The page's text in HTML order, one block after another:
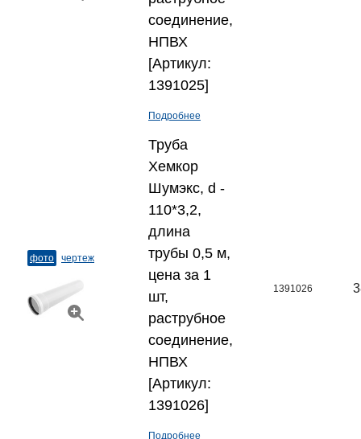
соединение,
НПВХ
[Артикул:
1391025]
Подробнее
фото чертеж
Труба
Хемкор
Шумэкс, d -
110*3,2,
длина
трубы 0,5 м,
цена за 1
шт,
раструбное
соединение,
НПВХ
[Артикул:
1391026]
Подробнее
1391026